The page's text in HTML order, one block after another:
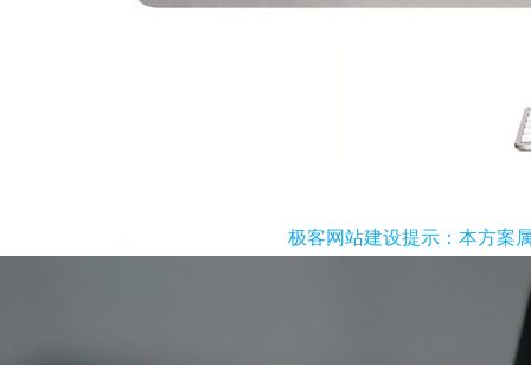
极客网站建设提示：本方案